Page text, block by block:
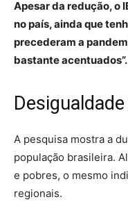
Apesar da redução, o
no país, ainda que
precederam a
bastante acentuados”.
A pesquisa mostra a
população brasileira.
e pobres, o mesmo
regionais.